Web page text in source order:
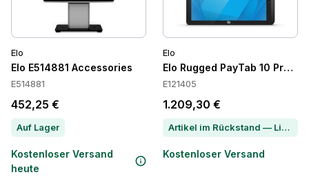
Elo
Elo E514881 Accessories
E514881
452,25 €
Auf Lager
Kostenloser Versand
heute
Elo
Elo Rugged PayTab 10 Pro
E121405
1.209,30 €
Artikel im Rückstand — Lieferzeit per Chat erfragen
Kostenloser Versand